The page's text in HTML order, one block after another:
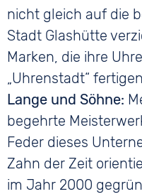
nicht gleich auf die
Stadt Glashütte
Marken, die ihre
„Uhrenstadt“
Lange und Söhne:
begehrte
Feder dieses
Zahn der Zeit
im Jahr 2000